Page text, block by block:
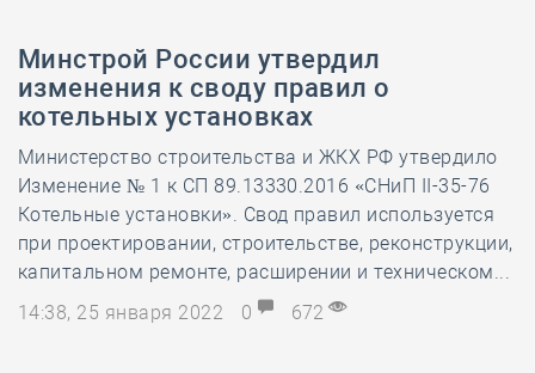
Минстрой России утвердил
изменения к своду правил о
котельных установках
Министерство строительства и ЖКХ РФ утвердило
Изменение № 1 к СП 89.13330.2016 «СНиП II-35-76
Котельные установки». Свод правил используется
при проектировании, строительстве, реконструкции,
капитальном ремонте, расширении и техническом...
14:38, 25 января 2022
0 672